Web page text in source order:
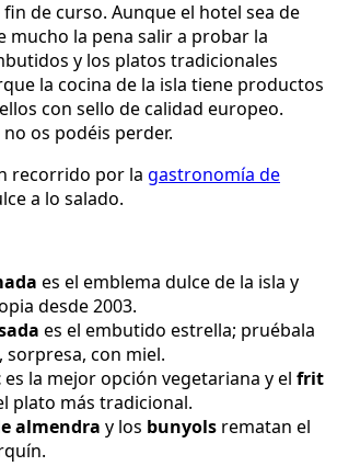
de curso. Aunque el hotel sea de
mucho la pena salir a probar la
y los platos tradicionales
la cocina de la isla tiene productos
con sello de calidad europeo.
os podéis perder.
recorrido por la gastronomía de
a lo salado.
es el emblema dulce de la isla y
desde 2003.
es el embutido estrella; pruébala
sorpresa, con miel.
es la mejor opción vegetariana y el frit
plato más tradicional.
almendra y los bunyols rematan el